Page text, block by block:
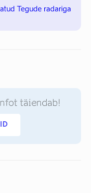
Tegude radariga
täiendab!